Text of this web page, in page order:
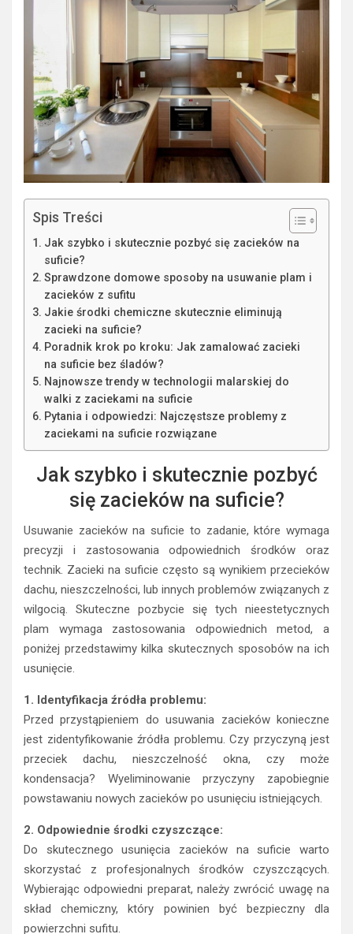
Spis Treści
Jak szybko i skutecznie pozbyć się zacieków na
suficie?
Sprawdzone domowe sposoby na usuwanie plam i
zacieków z sufitu
Jakie środki chemiczne skutecznie eliminują
zacieki na suficie?
Poradnik krok po kroku: Jak zamalować zacieki
na suficie bez śladów?
Najnowsze trendy w technologii malarskiej do
walki z zaciekami na suficie
Pytania i odpowiedzi: Najczęstsze problemy z
zaciekami na suficie rozwiązane
Jak szybko i skutecznie pozbyć
się zacieków na suficie?
Usuwanie zacieków na suficie to zadanie, które wymaga
precyzji i zastosowania odpowiednich środków oraz
technik. Zacieki na suficie często są wynikiem przecieków
dachu, nieszczelności, lub innych problemów związanych z
wilgocią. Skuteczne pozbycie się tych nieestetycznych
plam wymaga zastosowania odpowiednich metod, a
poniżej przedstawimy kilka skutecznych sposobów na ich
usunięcie.
1. Identyfikacja źródła problemu:
Przed przystąpieniem do usuwania zacieków konieczne
jest zidentyfikowanie źródła problemu. Czy przyczyną jest
przeciek dachu, nieszczelność okna, czy może
kondensacja? Wyeliminowanie przyczyny zapobiegnie
powstawaniu nowych zacieków po usunięciu istniejących.
2. Odpowiednie środki czyszczące:
Do skutecznego usunięcia zacieków na suficie warto
skorzystać z profesjonalnych środków czyszczących.
Wybierając odpowiedni preparat, należy zwrócić uwagę na
skład chemiczny, który powinien być bezpieczny dla
powierzchni sufitu.